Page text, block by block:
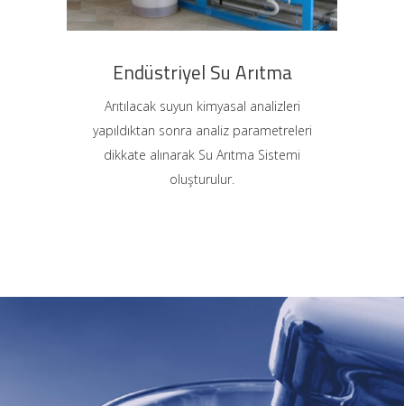
Endüstriyel Su Arıtma
Arıtılacak suyun kimyasal analizleri
yapıldıktan sonra analiz parametreleri
dikkate alınarak Su Arıtma Sistemi
oluşturulur.